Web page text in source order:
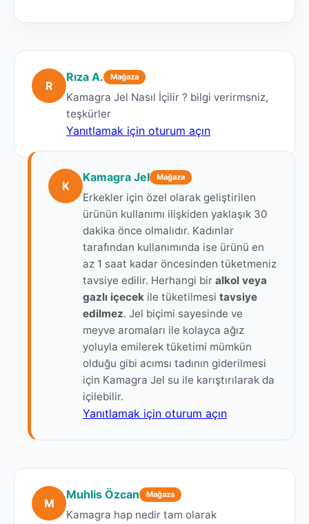
R
Rıza A. Mağaza
Kamagra Jel Nasıl İçilir ? bilgi verirmsniz,
teşkürler
Yanıtlamak için oturum açın
K
Kamagra Jel Mağaza
Erkekler için özel olarak geliştirilen
ürünün kullanımı ilişkiden yaklaşık 30
dakika önce olmalıdır. Kadınlar
tarafından kullanımında ise ürünü en
az 1 saat kadar öncesinden tüketmeniz
tavsiye edilir. Herhangi bir alkol veya
gazlı içecek ile tüketilmesi tavsiye
edilmez. Jel biçimi sayesinde ve
meyve aromaları ile kolayca ağız
yoluyla emilerek tüketimi mümkün
olduğu gibi acımsı tadının giderilmesi
için Kamagra Jel su ile karıştırılarak da
içilebilir.
Yanıtlamak için oturum açın
M
Muhlis Özcan Mağaza
Kamagra hap nedir tam olarak